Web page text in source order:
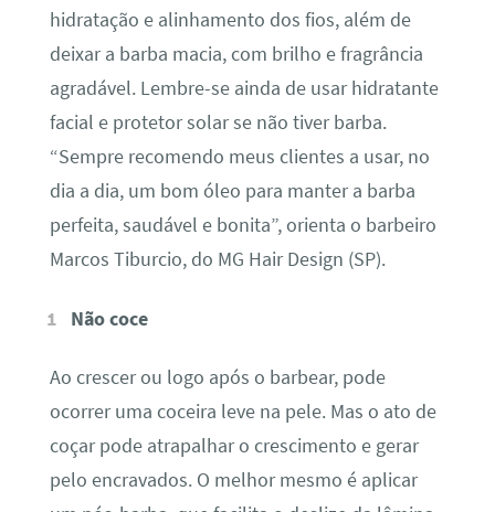
hidratação e alinhamento dos fios, além de
deixar a barba macia, com brilho e fragrância
agradável. Lembre-se ainda de usar hidratante
facial e protetor solar se não tiver barba.
“Sempre recomendo meus clientes a usar, no
dia a dia, um bom óleo para manter a barba
perfeita, saudável e bonita”, orienta o barbeiro
Marcos Tiburcio, do MG Hair Design (SP).
Não coce
Ao crescer ou logo após o barbear, pode
ocorrer uma coceira leve na pele. Mas o ato de
coçar pode atrapalhar o crescimento e gerar
pelo encravados. O melhor mesmo é aplicar